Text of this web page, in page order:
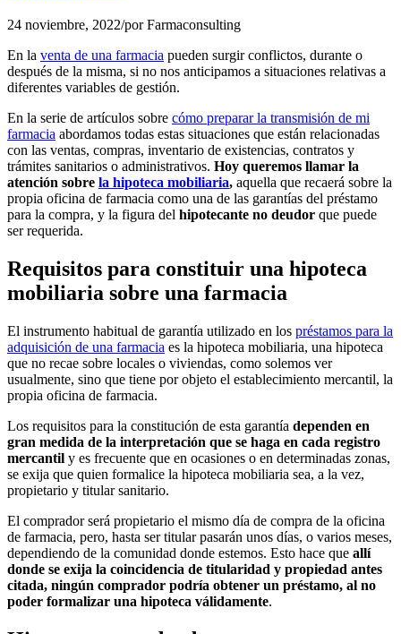
24 noviembre, 2022/porFarmaconsulting
En la venta de una farmacia pueden surgir conflictos, durante o
después de la misma, si no nos anticipamos a situaciones relativas a
diferentes variables de gestión.
En la serie de artículos sobre cómo preparar la transmisión de mi
farmacia abordamos todas estas situaciones que están relacionadas
con las ventas, compras, inventario de existencias, contratos y
trámites sanitarios o administrativos. Hoy queremos llamar la
atención sobre la hipoteca mobiliaria, aquella que recaerá sobre la
propia oficina de farmacia como una de las garantías del préstamo
para la compra, y la figura del hipotecante no deudor que puede
ser requerida.
Requisitos para constituir una hipoteca
mobiliaria sobre una farmacia
El instrumento habitual de garantía utilizado en los préstamos para la
adquisición de una farmacia es la hipoteca mobiliaria, una hipoteca
que no recae sobre locales o viviendas, como solemos ver
usualmente, sino que tiene por objeto el establecimiento mercantil, la
propia oficina de farmacia.
Los requisitos para la constitución de esta garantía dependen en
gran medida de la interpretación que se haga en cada registro
mercantil y es frecuente que en ocasiones o en determinadas zonas,
se exija que quien formalice la hipoteca mobiliaria sea, a la vez,
propietario y titular sanitario.
El comprador será propietario el mismo día de compra de la oficina
de farmacia, pero, hasta ser titular pasarán unos días, o varios meses,
dependiendo de la comunidad donde estemos. Esto hace que allí
donde se exija la coincidencia de titularidad y propiedad antes
citada, ningún comprador podría obtener un préstamo, al no
poder formalizar una hipoteca válidamente.